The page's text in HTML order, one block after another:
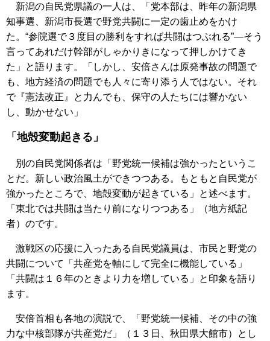
新潟の自民党県議の一人は、「党本部は、昨年の新潟県
知事選、新潟市長選で野党共闘に一定の歯止めをかけ
た。“参院選で３度目の勝利をすれば共闘はつぶれる”―そう
言ってあれだけ幹部がしゃかりきになって押しかけてき
た」と語ります。「しかし、安倍さんは原発事故の問題で
も、地方経済の問題でも人々に寄り添う人ではない。それ
で『憲法改正』と力んでも、保守の人たちには響かない
し、動かせない」
「地殻変動起きる」
別の自民党関係者は「野党統一候補は強かったというこ
とだ。新しい政治風土ができつつある。もともと自民党が
強かったところで、地殻変動が起きている」と述べます。
「東北では共闘は当たり前になりつつある」（地方紙記
者）のです。
激戦区の応援に入ったある自民党議員は、市民と野党の
共闘について「共産党を軸にして完全に機能している」
「共闘は１６年のときより力を増している」と印象を語り
ます。
安倍首相も各地の演説で、「野党統一候補、その中の強
力な中核部隊が共産党だ」（１３日、秋田県大館市）とし